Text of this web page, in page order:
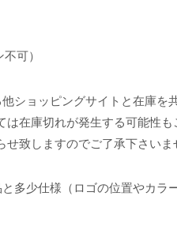
可）
ショッピングサイトと在庫を
在庫切れが発生する可能性も
致しますのでご了承下さいま
多少仕様（ロゴの位置やカラ